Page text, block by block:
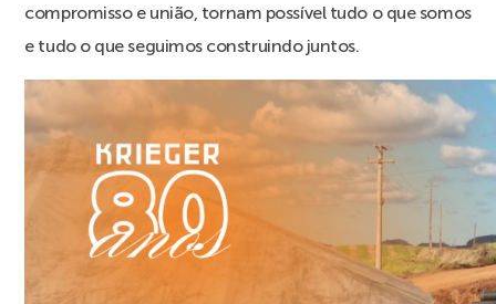
compromisso e união, tornam possível tudo o que somos
e tudo o que seguimos construindo juntos.